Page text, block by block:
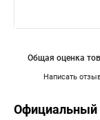
Написать
Общая оценка
Официальный